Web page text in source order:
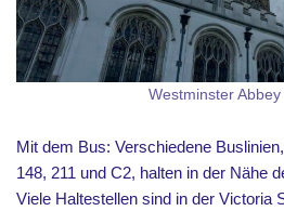
Westminster
Mit dem Bus: Verschiedene
148, 211 und C2, halten in der Nähe
Viele Haltestellen sind in der Victoria